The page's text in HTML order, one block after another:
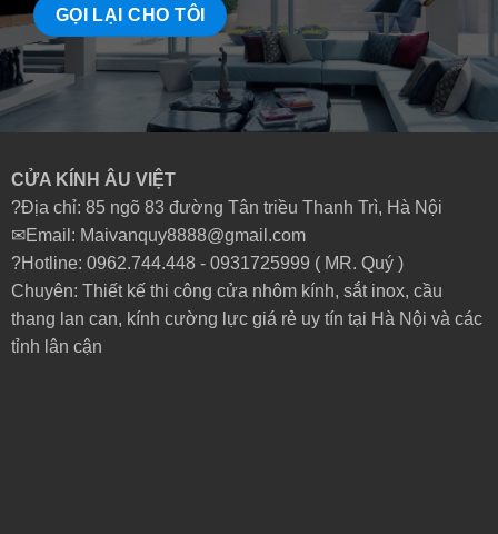
CỬA KÍNH ÂU VIỆT
?Địa chỉ: 85 ngõ 83 đường Tân triều Thanh Trì, Hà Nội
✉Email: Maivanquy8888@gmail.com
?Hotline: 0962.744.448 - 0931725999 ( MR. Quý )
Chuyên: Thiết kế thi công cửa nhôm kính, sắt inox, cầu
thang lan can, kính cường lực giá rẻ uy tín tại Hà Nội và các
tỉnh lân cận